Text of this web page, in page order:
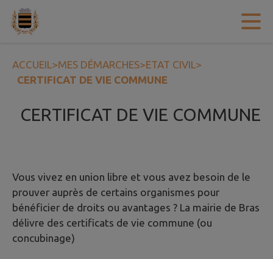
Contenu
ACCUEIL>MES DÉMARCHES>ETAT CIVIL>
CERTIFICAT DE VIE COMMUNE
CERTIFICAT DE VIE COMMUNE
Vous vivez en union libre et vous avez besoin de le
prouver auprès de certains organismes pour
bénéficier de droits ou avantages ? La mairie de Bras
délivre des certificats de vie commune (ou
concubinage)